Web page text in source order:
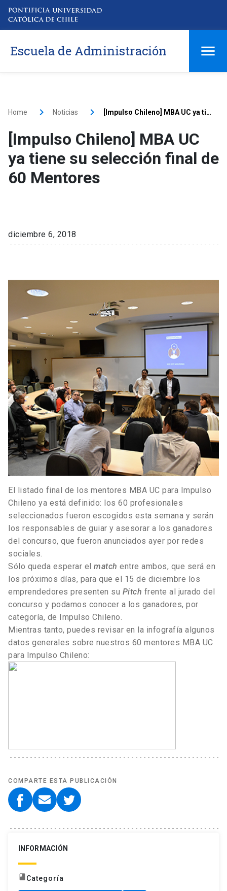
Escuela de Administración
Home Noticias [Impulso Chileno] MBA UC ya tiene su selección final de 60 Mentores
[Impulso Chileno] MBA UC
ya tiene su selección final de
60 Mentores
diciembre 6, 2018
El listado final de los mentores MBA UC para Impulso
Chileno ya está definido: los 60 profesionales
seleccionados fueron escogidos esta semana y serán
los responsables de guiar y asesorar a los ganadores
del concurso, que fueron anunciados ayer por redes
sociales.
Sólo queda esperar el match entre ambos, que será en
los próximos días, para que el 15 de diciembre los
emprendedores presenten su Pitch frente al jurado del
concurso y podamos conocer a los ganadores, por
categoría, de Impulso Chileno.
Mientras tanto, puedes revisar en la infografía algunos
datos generales sobre nuestros 60 mentores MBA UC
para Impulso Chileno:
COMPARTE ESTA PUBLICACIÓN
INFORMACIÓN
book Categoría